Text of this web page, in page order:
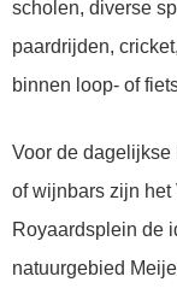
scholen, diverse
paardrijden,
binnen loop- of
Voor de
of wijnbars zijn
Royaardsplein de
natuurgebied